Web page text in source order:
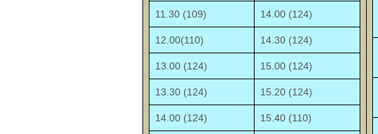
11.30 (109) 14.00 (124)
12.00(110) 14.30 (124)
13.00 (124) 15.00 (124)
13.30 (124) 15.20 (124)
14.00 (124) 15.40 (110)